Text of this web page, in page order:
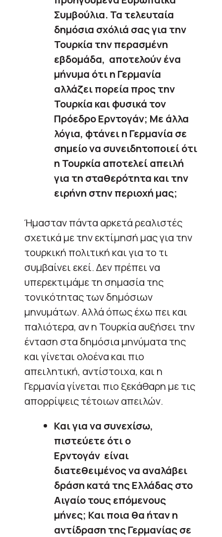
Συμβούλια. Τα τελευταία
δημόσια σχόλιά σας για την
Τουρκία την περασμένη
εβδομάδα, αποτελούν ένα
μήνυμα ότι η Γερμανία
αλλάζει πορεία προς την
Τουρκία και φυσικά τον
Πρόεδρο Ερντογάν; Με άλλα
λόγια, φτάνει η Γερμανία σε
σημείο να συνειδητοποιεί ότι
η Τουρκία αποτελεί απειλή
για τη σταθερότητα και την
ειρήνη στην περιοχή μας;
Ήμασταν πάντα αρκετά ρεαλιστές
σχετικά με την εκτίμησή μας για την
τουρκική πολιτική και για το τι
συμβαίνει εκεί. Δεν πρέπει να
υπερεκτιμάμε τη σημασία της
τονικότητας των δημόσιων
μηνυμάτων. Αλλά όπως έχω πει και
παλιότερα, αν η Τουρκία αυξήσει την
ένταση στα δημόσια μηνύματα της
και γίνεται ολοένα και πιο
απειλητική, αντίστοιχα, και η
Γερμανία γίνεται πιο ξεκάθαρη με τις
απορρίψεις τέτοιων απειλών.
Και για να συνεχίσω,
πιστεύετε ότι ο
Ερντογάν είναι
διατεθειμένος να αναλάβει
δράση κατά της Ελλάδας στο
Αιγαίο τους επόμενους
μήνες; Και ποια θα ήταν η
αντίδραση της Γερμανίας σε